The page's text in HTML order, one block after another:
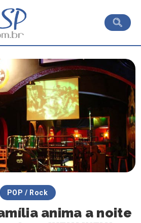
POP / Rock
anima a noite